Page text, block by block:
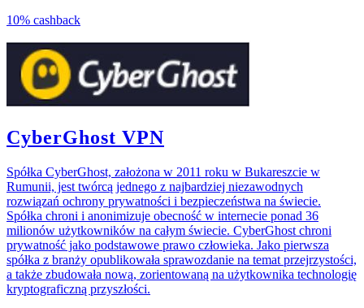
10% cashback
CyberGhost VPN
Spółka CyberGhost, założona w 2011 roku w Bukareszcie w
Rumunii, jest twórcą jednego z najbardziej niezawodnych
rozwiązań ochrony prywatności i bezpieczeństwa na świecie.
Spółka chroni i anonimizuje obecność w internecie ponad 36
milionów użytkowników na całym świecie. CyberGhost chroni
prywatność jako podstawowe prawo człowieka. Jako pierwsza
spółka z branży opublikowała sprawozdanie na temat przejrzystości,
a także zbudowała nową, zorientowaną na użytkownika technologię
kryptograficzną przyszłości.